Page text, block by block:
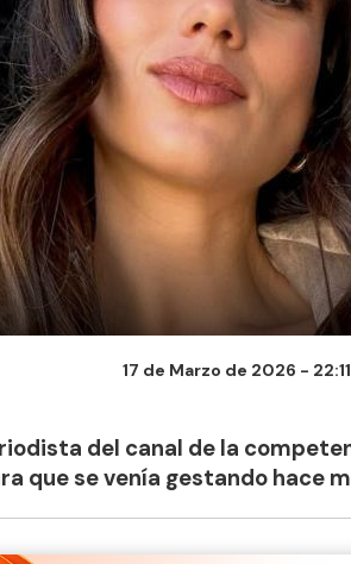
17 de Marzo de 2026 -
del canal de la
que se venía gestando hace